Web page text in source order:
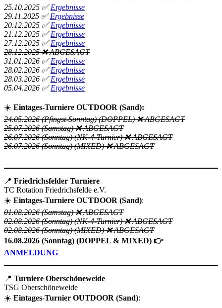
25.10.2025 ✅ Ergebnisse
29.11.2025 ✅ Ergebnisse
20.12.2025 ✅ Ergebnisse
21.12.2025 ✅ Ergebnisse
27.12.2025 ✅ Ergebnisse
28.12.2025❌ABGESAGT
31.01.2026 ✅Ergebnisse
28.02.2026 ✅Ergebnisse
28.03.2026 ✅ Ergebnisse
05.04.2026 ✅ Ergebnisse
☀️ Eintages-Turniere OUTDOOR (Sand):
24.05.2026 (Pfingst-Sonntag) (DOPPEL)❌ABGESAGT
25.07.2026 (Samstag) ❌ ABGESAGT
26.07.2026 (Sonntag) (NK-4-Turnier) ❌ ABGESAGT
26.07.2026 (Sonntag) (MIXED) ❌ ABGESAGT
📍 Friedrichsfelder Turniere
TC Rotation Friedrichsfelde e.V.
☀️ Eintages-Turniere OUTDOOR (Sand):
01.08.2026 (Samstag) ❌ ABGESAGT
02.08.2026 (Sonntag) (NK-4-Turnier) ❌ ABGESAGT
02.08.2026 (Sonntag) (MIXED) ❌ ABGESAGT
16.08.2026 (Sonntag) (DOPPEL & MIXED) 👉
ANMELDUNG
📍 Turniere Oberschöneweide
TSG Oberschöneweide
☀️ Eintages-Turnier OUTDOOR (Sand):